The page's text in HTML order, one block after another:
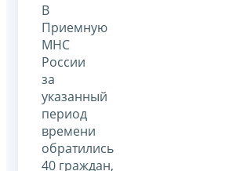
В
Приемную
МНС
России
за
указанный
период
времени
обратились
40 граждан,